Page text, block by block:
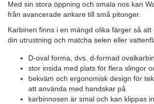
Med sin stora öppning och smala nos kan
från avancerade ankare till små pitonger.
Karbinen finns i en mängd olika färger så
din utrustning och matcha selen eller
D-oval forma, dvs. d-formad ovalkarbin
stor insida med plats för flera slingor
bekväm och ergonomisk design för
att använda med handskar på
karbinnosen är smal och kan klippas